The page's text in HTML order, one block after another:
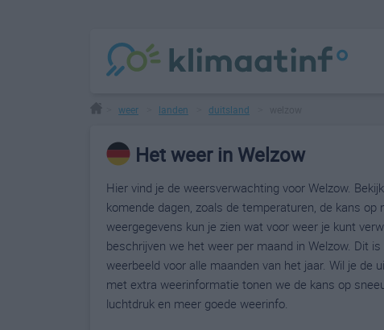
weer landen duitsland
Het weer in Welzow
Hier vind je de weersverwachting voor Welzow.
komende dagen, zoals de temperaturen, de kans
weergegevens kun je zien wat voor weer je kunt
beschrijven we het weer per maand in Welzow. Dit
weerbeeld voor alle maanden van het jaar. Wil je de
met extra weerinformatie tonen we de kans op
luchtdruk en meer goede weerinfo.